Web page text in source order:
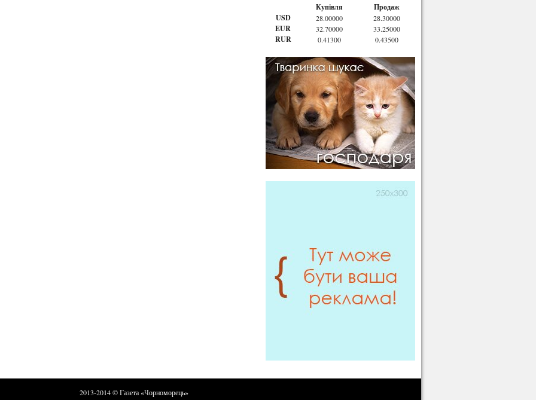
Купівля
Продаж
USD
28.00000 28.30000
EUR 32.70000 33.25000
RUR 0.41300 0.43500
2013-2014 © Газета «Чорноморець»